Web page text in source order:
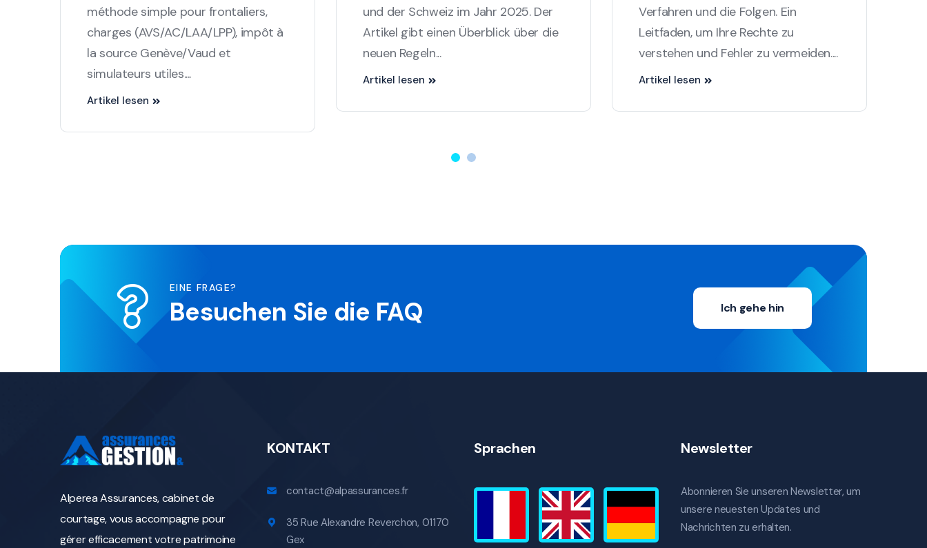
méthode simple pour frontaliers,
charges (AVS/AC/LAA/LPP), impôt à
la source Genève/Vaud et
simulateurs utiles....
Artikel lesen
und der Schweiz im Jahr 2025. Der
Artikel gibt einen Überblick über die
neuen Regeln...
Artikel lesen
Verfahren und die Folgen. Ein
Leitfaden, um Ihre Rechte zu
verstehen und Fehler zu vermeiden....
Artikel lesen
EINE FRAGE?
Besuchen Sie die FAQ Ich gehe hin
Alperea Assurances, cabinet de
courtage, vous accompagne pour
gérer efficacement votre patrimoine
KONTAKT
contact@alpassurances.fr
35 Rue Alexandre Reverchon, 01170
Gex
Sprachen Newsletter
Abonnieren Sie unseren Newsletter, um
unsere neuesten Updates und
Nachrichten zu erhalten.